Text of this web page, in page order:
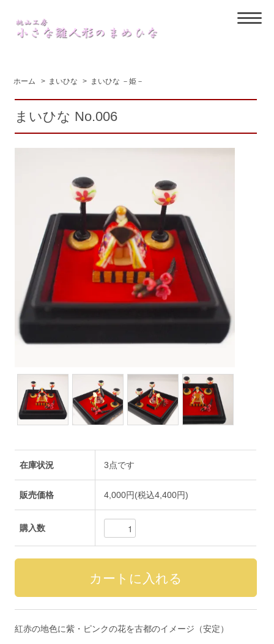
ホーム > まいひな > まいひな －姫－
まいひな No.006
在庫状況 3点です
販売価格 4,000円(税込4,400円)
購入数
紅赤の地色に紫・ピンクの花を古都のイメージ（安定）